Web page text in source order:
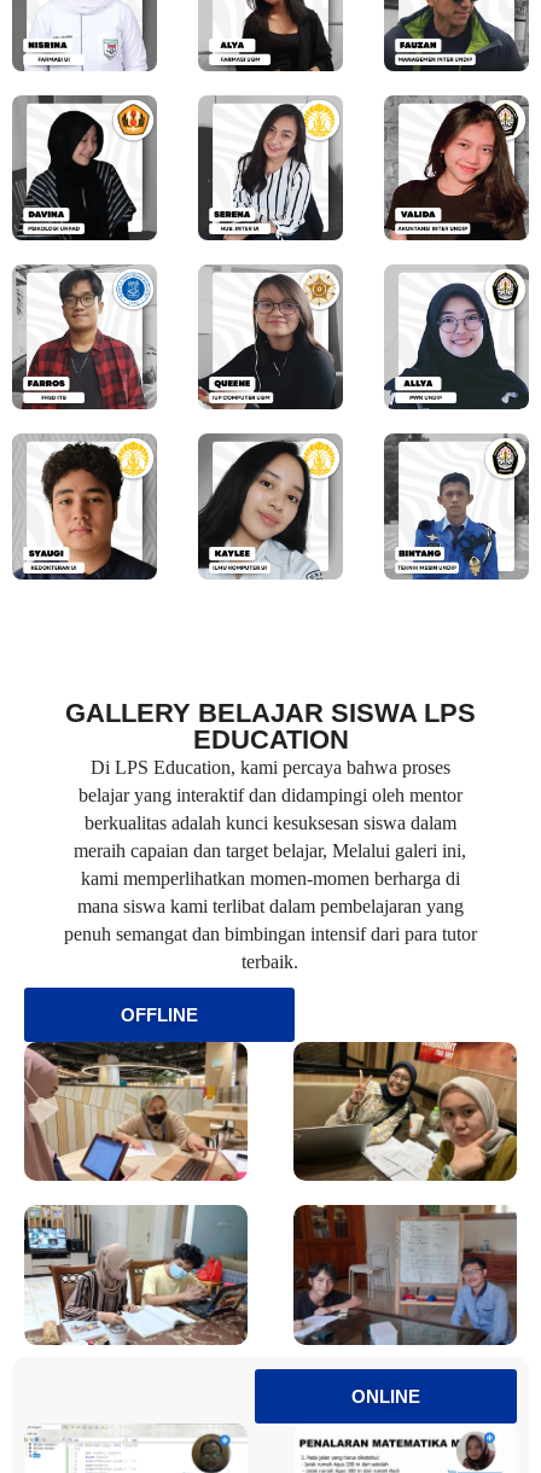
GALLERY BELAJAR SISWA LPS
EDUCATION
Di LPS Education, kami percaya bahwa proses
belajar yang interaktif dan didampingi oleh mentor
berkualitas adalah kunci kesuksesan siswa dalam
meraih capaian dan target belajar, Melalui galeri ini,
kami memperlihatkan momen-momen berharga di
mana siswa kami terlibat dalam pembelajaran yang
penuh semangat dan bimbingan intensif dari para tutor
terbaik.
OFFLINE
ONLINE